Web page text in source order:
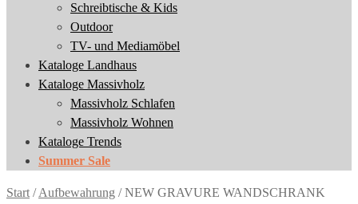
Schreibtische & Kids
Outdoor
TV- und Mediamöbel
Kataloge Landhaus
Kataloge Massivholz
Massivholz Schlafen
Massivholz Wohnen
Kataloge Trends
Summer Sale
Start /Aufbewahrung /NEW GRAVURE WANDSCHRANK